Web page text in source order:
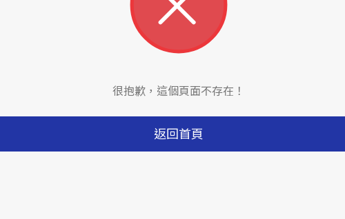
很抱歉，這個頁面不存在！
返回首頁